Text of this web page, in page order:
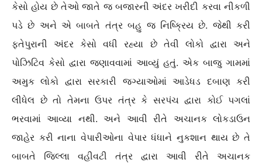
કેસો હોય છે તેઓ જાતે જ બજારની અંદર ખરીદી કરવા નીકળી
પડે છે અને એ બાબતે તંત્ર બહુ જ નિષ્ક્રિય છે. જેથી કરી
ફતેપુરાની અંદર કેસો વધી રહ્યા છે તેવી લોકો દ્વારા અને
પોઝિટિવ કેસો દ્વારા જણાવવામાં આવ્યું હતું. એક બાજુ ગામમાં
અમુક લોકો દ્વારા સરકારી જગ્યાઓમાં આડેધડ દબાણ કરી
લીધેલ છે તો તેમના ઉપર તંત્ર કે સરપંચ દ્વારા કોઈ પગલાં
ભરવામાં આવ્યા નથી. અને આવી રીતે અચાનક લોકડાઉન
જાહેર કરી નાના વેપારીઓના વેપાર ધંધાને નુકશાન થાય છે તે
બાબતે જિલ્લા વહીવટી તંત્ર દ્વારા આવી રીતે અચાનક